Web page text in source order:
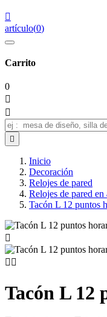

artículo(0)
Carrito
0



Inicio
Decoración
Relojes de pared
Relojes de pared en
Tacón L 12 puntos

 
Tacón L 12